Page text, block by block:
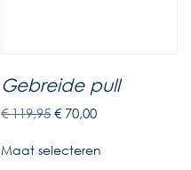
Gebreide pull
€119,95 € 70,00
Maat selecteren